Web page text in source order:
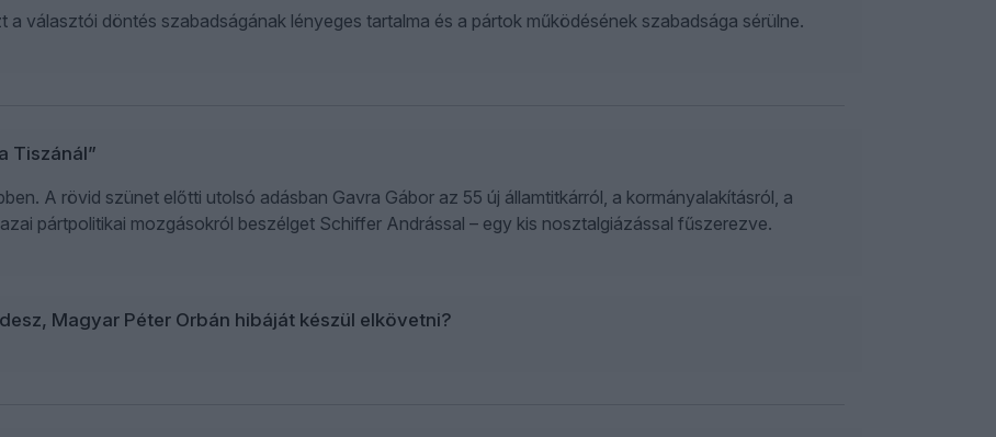
a választói döntés szabadságának lényeges tartalma és a pártok működésének szabadsága sérülne.
Tiszánál”
A rövid szünet előtti utolsó adásban Gavra Gábor az 55 új államtitkárról, a kormányalakításról, a
pártpolitikai mozgásokról beszélget Schiffer Andrással – egy kis nosztalgiázással fűszerezve.
Magyar Péter Orbán hibáját készül elkövetni?